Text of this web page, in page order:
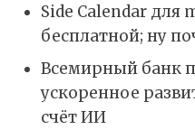
Side Calendar для
бесплатной; ну
Всемирный банк
ускоренное
счёт ИИ